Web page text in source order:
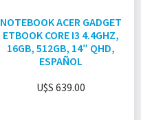
NOTEBOOK ACER GADGET
ETBOOK CORE I3 4.4GHZ,
16GB, 512GB, 14″ QHD,
ESPAÑOL
U$S 639.00